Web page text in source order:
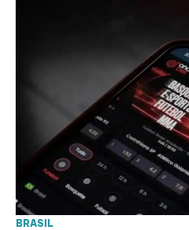
BRASIL